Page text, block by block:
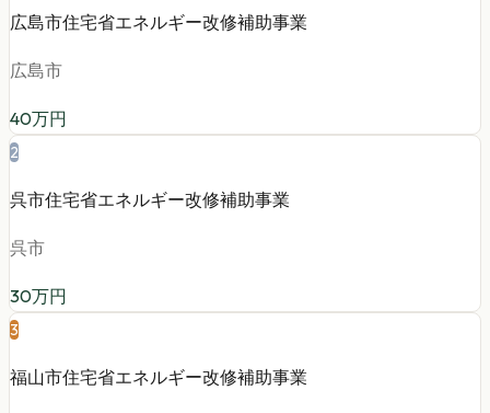
広島市住宅省エネルギー改修補助事業
広島市
40万円
2
呉市住宅省エネルギー改修補助事業
呉市
30万円
3
福山市住宅省エネルギー改修補助事業